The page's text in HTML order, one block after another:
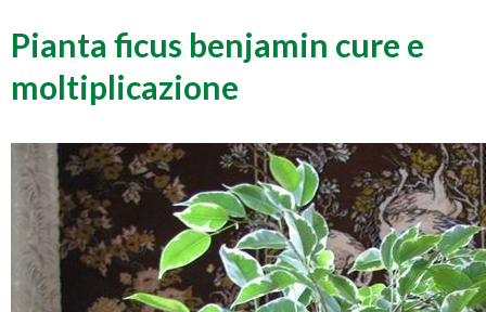
Pianta ficus benjamin cure e
moltiplicazione